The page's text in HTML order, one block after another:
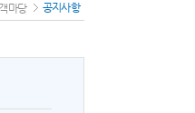
마당 공지사항